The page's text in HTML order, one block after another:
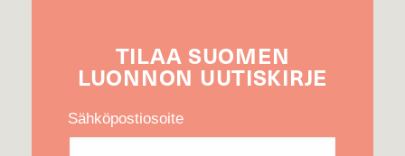
TILAA SUOMEN
LUONNON UUTIS­KIRJE
Sähköpostiosoite